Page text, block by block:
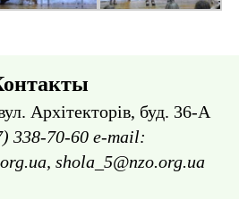
Архітекторів, буд. 36-А
338-70-60 e-mail:
shola_5@nzo.org.ua